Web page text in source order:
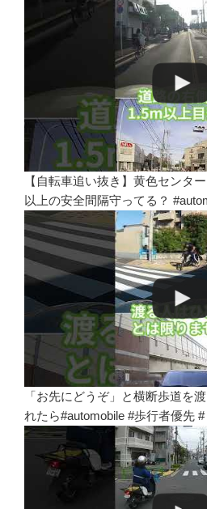
【自転車追い抜き】黄色センタ
以上の安全間隔守ってる？
「お先にどうぞ」と横断歩道を
れたら#automobile #歩行者優先 #